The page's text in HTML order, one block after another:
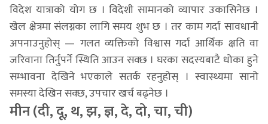
विदेश यात्राको योग छ । विदेशी सामानको व्यापार उकासिनेछ ।
खेल क्षेत्रमा संलग्नका लागि समय शुभ छ । तर काम गर्दा सावधानी
अपनाउनुहोस् — गलत व्यक्तिको विश्वास गर्दा आर्थिक क्षति वा
जरिवाना तिर्नुपर्ने स्थिति आउन सक्छ । घरका सदस्यबाटै धोका हुने
सम्भावना देखिने भएकाले सतर्क रहनुहोस् । स्वास्थ्यमा सानो
समस्या देखिन सक्छ, उपचार खर्च बढ्नेछ ।
मीन (दी, दू, थ, झ, ज्ञ, दे, दो, चा, ची)